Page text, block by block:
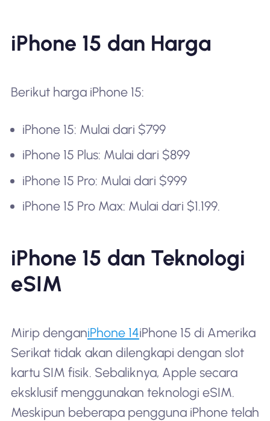
iPhone 15 dan Harga
Berikut harga iPhone 15:
iPhone 15: Mulai dari $799
iPhone 15 Plus: Mulai dari $899
iPhone 15 Pro: Mulai dari $999
iPhone 15 Pro Max: Mulai dari $1.199.
iPhone 15 dan Teknologi
eSIM
Mirip denganiPhone 14iPhone 15 di Amerika
Serikat tidak akan dilengkapi dengan slot
kartu SIM fisik. Sebaliknya, Apple secara
eksklusif menggunakan teknologi eSIM.
Meskipun beberapa pengguna iPhone telah